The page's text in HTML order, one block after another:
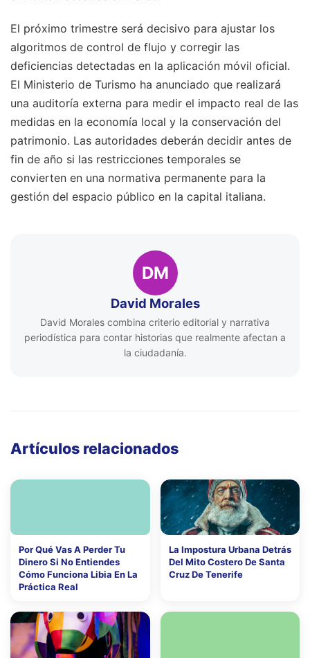
El próximo trimestre será decisivo para ajustar los
algoritmos de control de flujo y corregir las
deficiencias detectadas en la aplicación móvil oficial.
El Ministerio de Turismo ha anunciado que realizará
una auditoría externa para medir el impacto real de las
medidas en la economía local y la conservación del
patrimonio. Las autoridades deberán decidir antes de
fin de año si las restricciones temporales se
convierten en una normativa permanente para la
gestión del espacio público en la capital italiana.
DM
David Morales
David Morales combina criterio editorial y narrativa
periodística para contar historias que realmente afectan a
la ciudadanía.
Artículos relacionados
Por Qué Vas A Perder Tu
Dinero Si No Entiendes
Cómo Funciona Libia En La
Práctica Real
La Impostura Urbana Detrás
Del Mito Costero De Santa
Cruz De Tenerife